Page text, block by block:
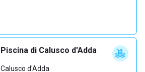
Piscina di Calusco d'Adda
Calusco d'Adda